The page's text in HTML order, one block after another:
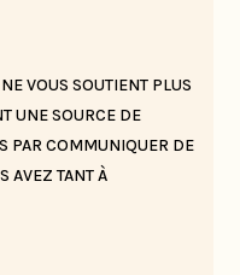
VOUS SOUTIENT PLUS
UNE SOURCE DE
PAR COMMUNIQUER DE
AVEZ TANT À